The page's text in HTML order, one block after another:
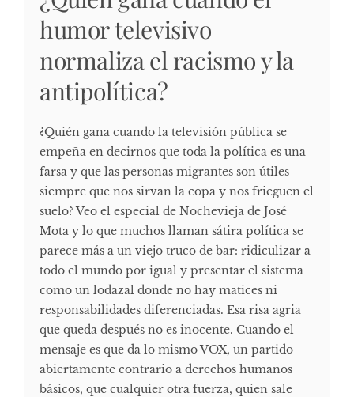
humor televisivo
normaliza el racismo y la
antipolítica?
¿Quién gana cuando la televisión pública se
empeña en decirnos que toda la política es una
farsa y que las personas migrantes son útiles
siempre que nos sirvan la copa y nos frieguen el
suelo? Veo el especial de Nochevieja de José
Mota y lo que muchos llaman sátira política se
parece más a un viejo truco de bar: ridiculizar a
todo el mundo por igual y presentar el sistema
como un lodazal donde no hay matices ni
responsabilidades diferenciadas. Esa risa agria
que queda después no es inocente. Cuando el
mensaje es que da lo mismo VOX, un partido
abiertamente contrario a derechos humanos
básicos, que cualquier otra fuerza, quien sale